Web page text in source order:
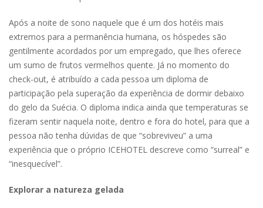
Após a noite de sono naquele que é um dos hotéis mais
extremos para a permanência humana, os hóspedes são
gentilmente acordados por um empregado, que lhes oferece
um sumo de frutos vermelhos quente. Já no momento do
check-out, é atribuído a cada pessoa um diploma de
participação pela superação da experiência de dormir debaixo
do gelo da Suécia. O diploma indica ainda que temperaturas se
fizeram sentir naquela noite, dentro e fora do hotel, para que a
pessoa não tenha dúvidas de que “sobreviveu” a uma
experiência que o próprio ICEHOTEL descreve como “surreal” e
“inesquecível”.
Explorar a natureza gelada